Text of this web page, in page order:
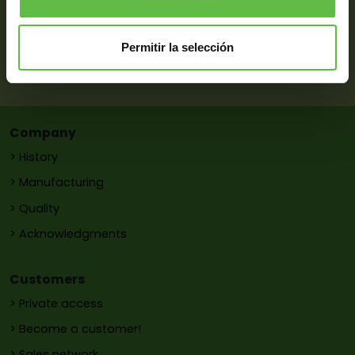
Permitir la selección
Phones:(34) 971 371 069-(34) 971 971 052-(34) 971 372 058
(34) 687 433 164
EMail:pons@metalurgiapons.com
Company
> History
> Manufacturing
> Quality
> Acknowledgments
Customers
> Private access
> Become a customer!